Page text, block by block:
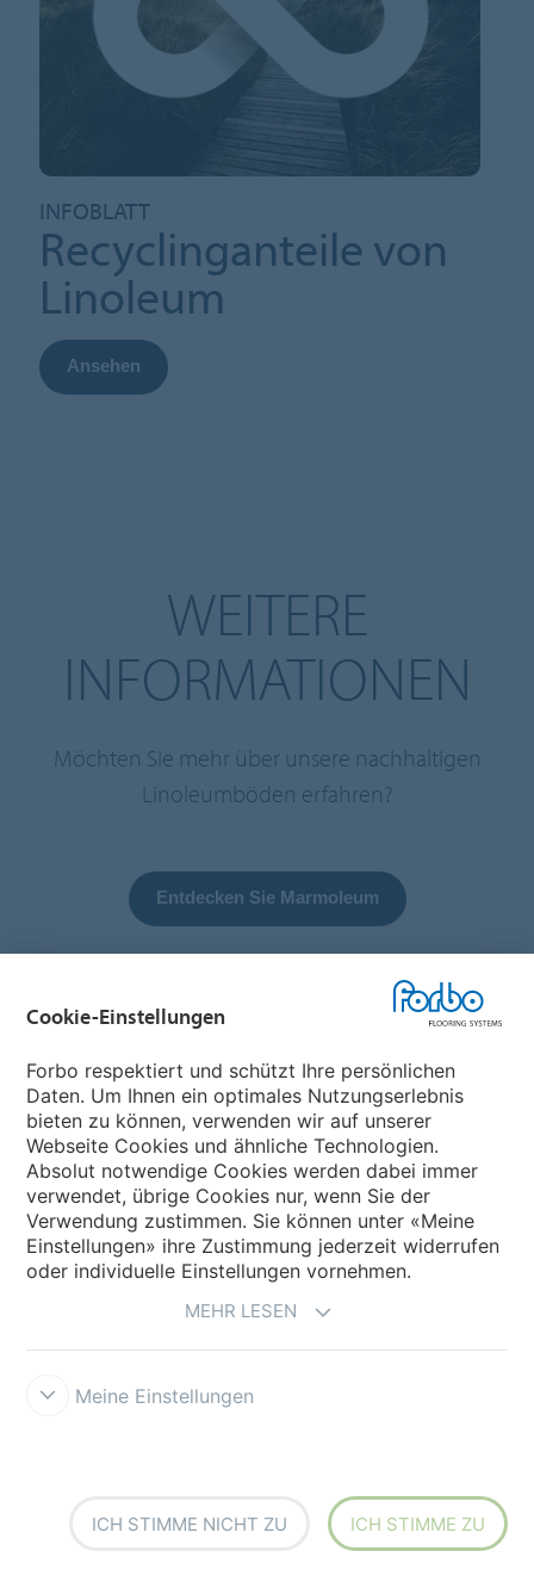
INFOBLATT
Recyclinganteile von
Linoleum
Ansehen
WEITERE
INFORMATIONEN
Möchten Sie mehr über unsere nachhaltigen
Linoleumböden erfahren?
Entdecken Sie Marmoleum
Forbo Websites
Forbo Gruppe
Forbo Flooring Systems
Land auswählen
Cookie-Einstellungen
Forbo respektiert und schützt Ihre persönlichen
Daten. Um Ihnen ein optimales Nutzungserlebnis
bieten zu können, verwenden wir auf unserer
Webseite Cookies und ähnliche Technologien.
Absolut notwendige Cookies werden dabei immer
verwendet, übrige Cookies nur, wenn Sie der
Verwendung zustimmen. Sie können unter «Meine
Einstellungen» ihre Zustimmung jederzeit widerrufen
oder individuelle Einstellungen vornehmen.
MEHR LESEN
Meine Einstellungen
ICH STIMME NICHT ZU ICH STIMME ZU